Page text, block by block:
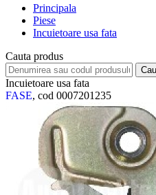
Principala
Piese
Incuietoare usa fata
Cauta produs
Incuietoare usa fata
FASE, cod 0007201235